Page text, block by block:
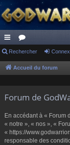
ac
co
ci
or
u
s
Rechercher
Accueil du forum
Forum de
En accédant à « Forum
« notre », « nos », «
« https://
responsable des